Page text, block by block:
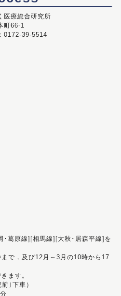
医療総合研究所
町66-1
39-5514
･葛原線][相馬線][大秋･居森平線]を
で，及び12月～3月の10時から17
ます。
｣下車）